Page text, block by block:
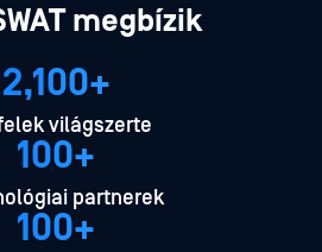
megbízik
2,100+
világszerte
100+
partnerek
100+